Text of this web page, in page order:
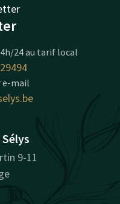
24 au tarif local
e-mail
9-11